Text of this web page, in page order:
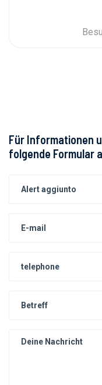
Für Informationen
folgende Formular